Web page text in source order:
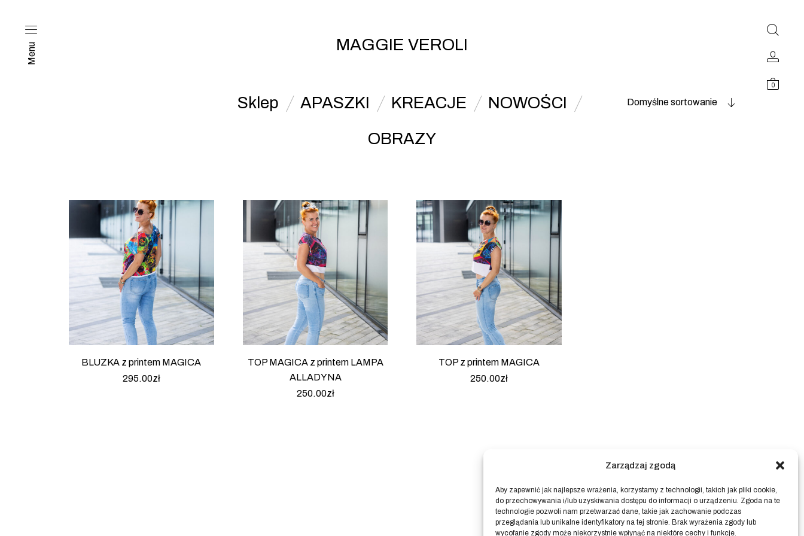
Zarządzaj zgodą
Aby zapewnić jak najlepsze wrażenia, korzystamy z technologii, takich jak pliki cookie,
do przechowywania i/lub uzyskiwania dostępu do informacji o urządzeniu. Zgoda na te
technologie pozwoli nam przetwarzać dane, takie jak zachowanie podczas
przeglądania lub unikalne identyfikatory na tej stronie. Brak wyrażenia zgody lub
wycofanie zgody może niekorzystnie wpłynąć na niektóre cechy i funkcje.
Menu MAGGIE VEROLI
0
Sklep APASZKI KREACJE
NOWOŚCI
OBRAZY
Domyślne sortowanie
BLUZKA z printem MAGICA
295.00zł
TOP MAGICA z printem LAMPA
ALLADYNA
250.00zł
TOP z printem MAGICA
250.00zł